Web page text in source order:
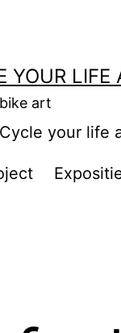
YOUR LIFE
art
your life